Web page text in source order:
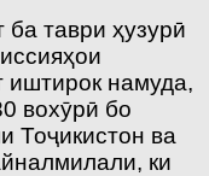
таври ҳузурӣ
иштирок намуда,
вохӯрӣ бо
Тоҷикистон ва
ки